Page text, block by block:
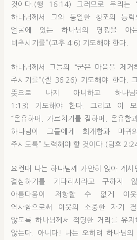
것이다.(행 16:14) 그러므로 우리는
하나님께서 그와 동일한 창조의 능력
얼굴에 있는 하나님의 영광을 아
비추시기를”(고후 4:6) 기도해야 한다.
하나님께서 그들의 “굳은 마음을 제거
주시기를”(겔 36:26) 기도해야 한다.
뜻으로 나지 아니하고 하나님
1:13) 기도해야 한다. 그리고 이
“온유하며, 가르치기를 잘하며, 온유함
하나님이 그들에게 회개함과 마귀
주시도록” 노력해야 할 것이다.(딤후
요컨대 나는 하나님께 가만히 앉아 계시
결심하기를 기다리시라고 구하지
아름다움이 저항할 수 없게 이
역사함으로써 이웃의 소중한 자기
않도록 하나님께서 적당한 거리를 유
않는다. 아니다! 나는 오히려 하나님의